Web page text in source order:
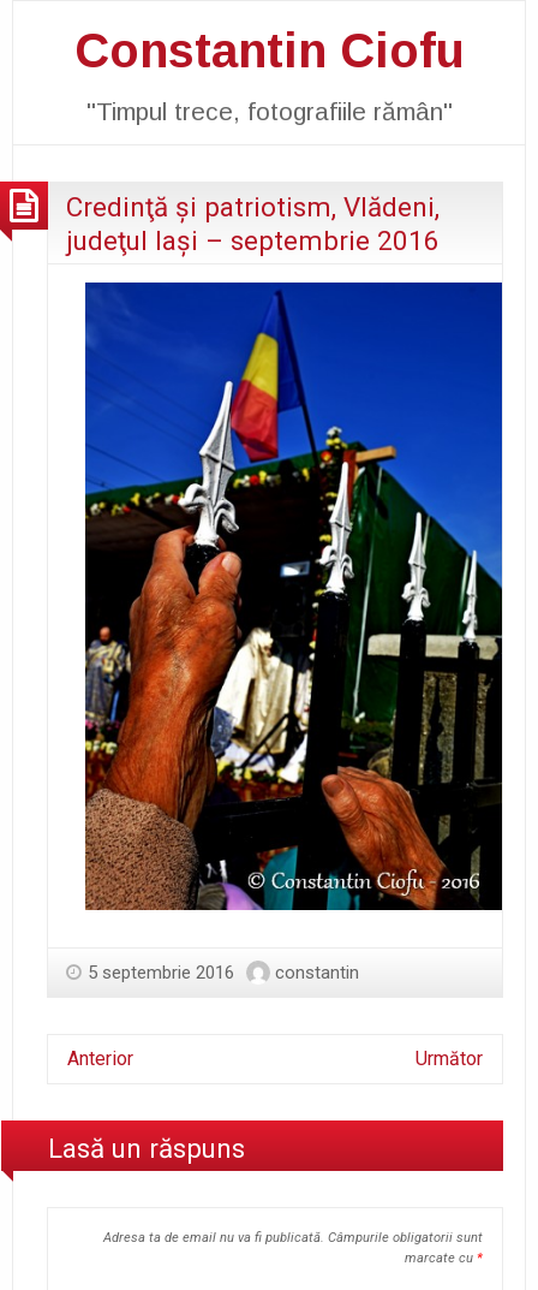
Constantin Ciofu
"Timpul trece, fotografiile rămân"
Credinţă şi patriotism, Vlădeni,
judeţul Iaşi – septembrie 2016
5 septembrie 2016 constantin
Anterior Următor
Lasă un răspuns
Adresa ta de email nu va fi publicată. Câmpurile obligatorii sunt
marcate cu *